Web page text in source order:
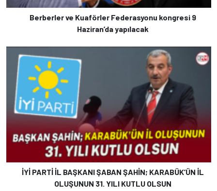
Berberler ve Kuaförler Federasyonu kongresi 9
Haziran’da yapılacak
İYİ PARTİ İL BAŞKANI ŞABAN ŞAHİN; KARABÜK’ÜN İL
OLUŞUNUN 31. YILI KUTLU OLSUN